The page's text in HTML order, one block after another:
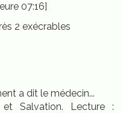
07:16]
2 exécrables
a dit le médecin...
Salvation. Lecture :